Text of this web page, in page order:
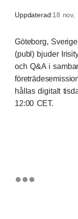
Uppdaterad:18 nov,
Göteborg,
(publ) bjuder
och Q&A i
hållas digitalt
12:00 CET.